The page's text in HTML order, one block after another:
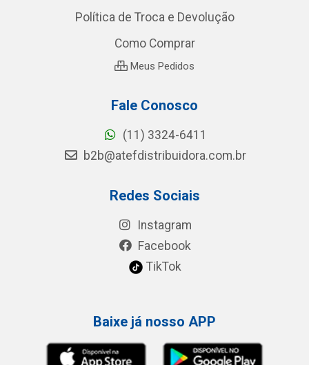
Política de Troca e Devolução
Como Comprar
Meus Pedidos
Fale Conosco
(11) 3324-6411
b2b@atefdistribuidora.com.br
Redes Sociais
Instagram
Facebook
TikTok
Baixe já nosso APP